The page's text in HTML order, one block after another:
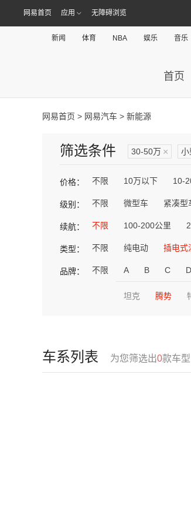
网易首页 应用 无障碍浏览
新闻 体育 NBA 娱乐 音乐
首页
网易首页 > 网易汽车 > 新能源
筛选条件 30-50万 × 小
价格： 不限 10万以下 10-
级别： 不限 微型车 紧凑型
续航： 不限 100-200公里
类型： 不限 纯电动 插电式
品牌： 不限 A B C D
坦克 腾势
车系列表 为您筛选出0款车型